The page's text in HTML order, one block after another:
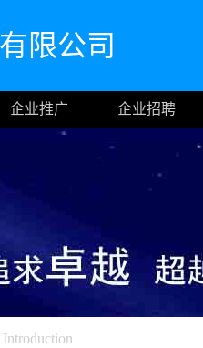
限公司
企业推广 企业招聘
Introduction